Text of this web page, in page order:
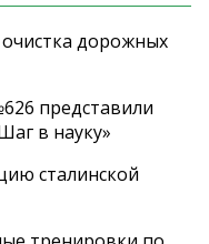
очистка дорожных
представили
в науку»
сталинской